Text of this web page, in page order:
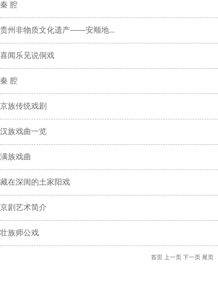
秦 腔
贵州非物质文化遗产——安顺地...
喜闻乐见说侗戏
秦 腔
京族传统戏剧
汉族戏曲一览
满族戏曲
藏在深闺的土家阳戏
京剧艺术简介
壮族师公戏
首页 上一页 下一页 尾页